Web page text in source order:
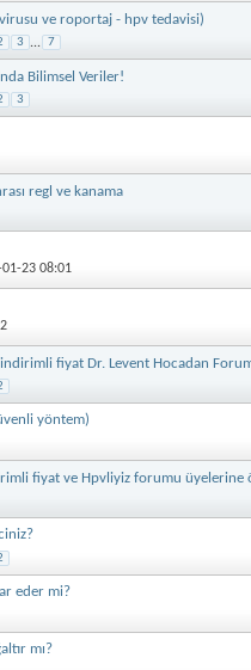
ve roportaj - hpv tedavisi)
3 ... 7
Bilimsel Veriler!
3
regl ve kanama
01-23 08:01
fiyat Dr. Levent Hocadan
yöntem)
fiyat ve Hpvliyiz forumu üyelerine
eder mi?
mı?